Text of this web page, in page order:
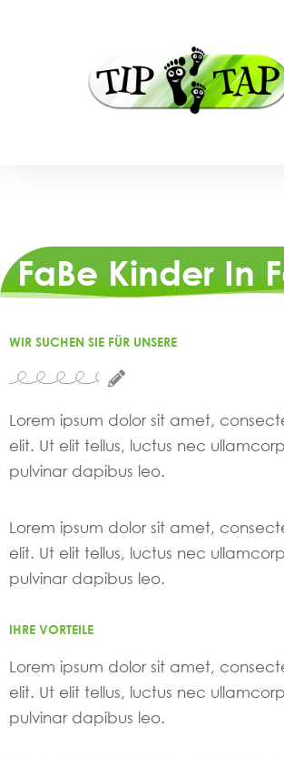
FaBe Kinder In
WIR SUCHEN SIE FÜR UNSERE
Lorem ipsum dolor sit amet,
elit. Ut elit tellus, luctus nec
pulvinar dapibus leo.
Lorem ipsum dolor sit amet,
elit. Ut elit tellus, luctus nec
pulvinar dapibus leo.
IHRE VORTEILE
Lorem ipsum dolor sit amet,
elit. Ut elit tellus, luctus nec
pulvinar dapibus leo.